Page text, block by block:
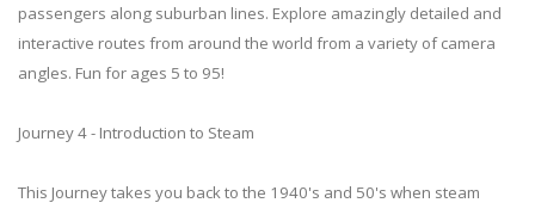
passengers along suburban lines. Explore amazingly detailed and
interactive routes from around the world from a variety of camera
angles. Fun for ages 5 to 95!
Journey 4 - Introduction to Steam
This Journey takes you back to the 1940's and 50's when steam